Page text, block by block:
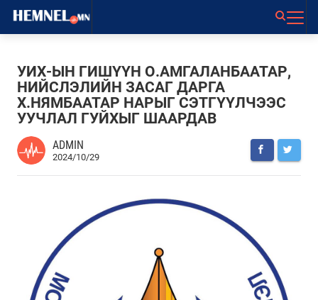
УИХ-ЫН ГИШҮҮН О.АМГАЛАНБААТАР,
НИЙСЛЭЛИЙН ЗАСАГ ДАРГА
Х.НЯМБААТАР НАРЫГ СЭТГҮҮЛЧЭЭС
УУЧЛАЛ ГУЙХЫГ ШААРДАВ
ADMIN
2024/10/29